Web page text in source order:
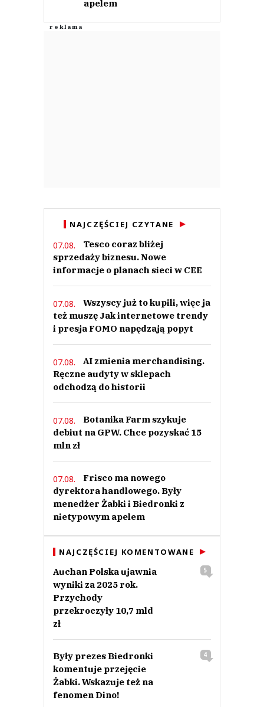
apelem
NAJCZĘŚCIEJ CZYTANE
07.08.
Tesco coraz bliżej
sprzedaży biznesu. Nowe
informacje o planach sieci w CEE
07.08.
Wszyscy już to kupili, więc ja
też muszę Jak internetowe trendy
i presja FOMO napędzają popyt
07.08.
AI zmienia merchandising.
Ręczne audyty w sklepach
odchodzą do historii
07.08.
Botanika Farm szykuje
debiut na GPW. Chce pozyskać 15
mln zł
07.08.
Frisco ma nowego
dyrektora handlowego. Były
menedżer Żabki i Biedronki z
nietypowym apelem
NAJCZĘŚCIEJ KOMENTOWANE
Auchan Polska ujawnia
wyniki za 2025 rok.
Przychody
przekroczyły 10,7 mld
zł
5
Były prezes Biedronki
komentuje przejęcie
Żabki. Wskazuje też na
fenomen Dino!
4